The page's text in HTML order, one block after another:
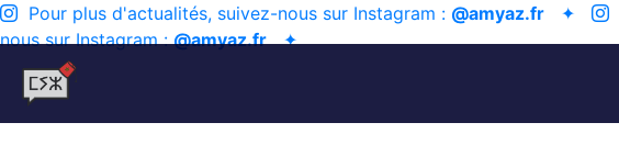
Pour plus d'actualités, suivez-nous sur Instagram : @amyaz.fr ✦
nous sur Instagram :@amyaz.fr✦